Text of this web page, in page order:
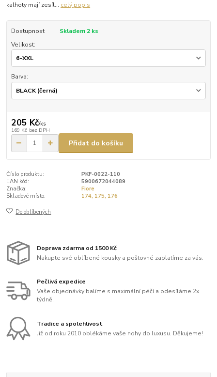
kalhoty mají zesíl... celý popis
Dostupnost
Skladem 2 ks
Velikost:
Barva:
205 Kč/ks
169 Kč bez DPH
Přidat do košíku
Číslo produktu:
PKF-0022-110
EAN kód:
5900672044089
Značka:
Fiore
Skladové místo:
174, 175, 176
Do oblíbených
Doprava zdarma od 1500 Kč
Nakupte své oblíbené kousky a poštovné zaplatíme za vás.
Pečlivá expedice
Vaše objednávky balíme s maximální péčí a odesíláme 2x
týdně.
Tradice a spolehlivost
Již od roku 2010 oblékáme vaše nohy do luxusu. Děkujeme!